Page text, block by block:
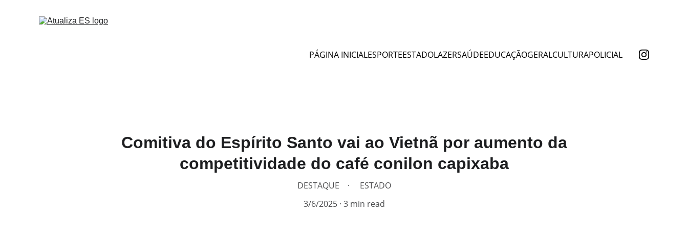
PÁGINA INICIALESPORTEESTADOLAZERSAÚDEEDUCAÇÃOGERALCULTURAPOLICIAL
Comitiva do Espírito Santo vai ao Vietnã por aumento da
competitividade do café conilon capixaba
DESTAQUE
ESTADO
3/6/2025 3 min read